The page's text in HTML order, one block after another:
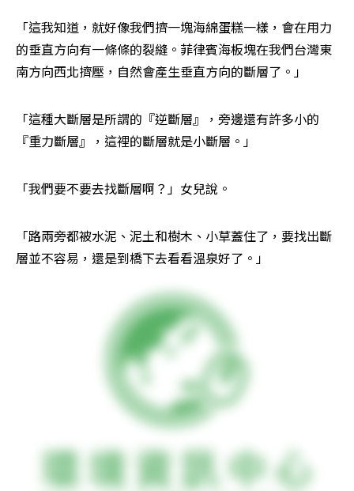
「這我知道，就好像我們擠一塊海綿蛋糕一樣，會在用力
的垂直方向有一條條的裂縫。菲律賓海板塊在我們台灣東
南方向西北擠壓，自然會產生垂直方向的斷層了。」
「這種大斷層是所謂的『逆斷層』，旁邊還有許多小的
『重力斷層』，這裡的斷層就是小斷層。」
「我們要不要去找斷層啊？」女兒說。
「路兩旁都被水泥、泥土和樹木、小草蓋住了，要找出斷
層並不容易，還是到橋下去看看溫泉好了。」